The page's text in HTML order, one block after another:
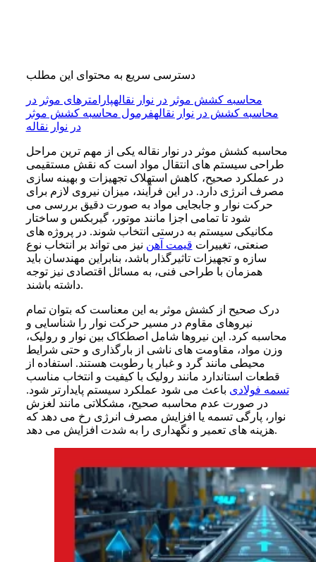
دسترسی سریع به محتوای این مطلب
محاسبه کشش موثر در نوار نقالهپارامترهای موثر در
محاسبه کشش در نوار نقالهفرمول محاسبه کشش موثر
در نوار نقاله
محاسبه کشش موثر در نوار نقاله یکی از مهم ترین مراحل
طراحی سیستم های انتقال مواد است که نقش مستقیمی
در عملکرد صحیح، کاهش استهلاک تجهیزات و بهینه سازی
مصرف انرژی دارد. در این فرآیند، میزان نیروی لازم برای
حرکت نوار و جابجایی مواد به صورت دقیق بررسی می
شود تا تمامی اجزا مانند موتور، گیربکس و ساختار
مکانیکی سیستم به درستی انتخاب شوند. در پروژه های
صنعتی، تغییرات قیمت آهن نیز می تواند بر انتخاب نوع
سازه و تجهیزات تاثیرگذار باشد، بنابراین مهندسان باید
همزمان با طراحی فنی، به مسائل اقتصادی نیز توجه
داشته باشند.
درک صحیح از کشش موثر به این معناست که بتوان تمام
نیروهای مقاوم در مسیر حرکت نوار را شناسایی و
محاسبه کرد. این نیروها شامل اصطکاک بین نوار و رولیک،
وزن مواد، مقاومت های ناشی از بارگذاری و حتی شرایط
محیطی مانند گرد و غبار یا رطوبت هستند. استفاده از
قطعات استاندارد مانند رولیک با کیفیت و انتخاب مناسب
تسمه فولادی باعث می شود عملکرد سیستم پایدارتر شود.
در صورت عدم محاسبه صحیح، مشکلاتی مانند لغزش
نوار، پارگی تسمه یا افزایش مصرف انرژی رخ می دهد که
هزینه های تعمیر و نگهداری را به شدت افزایش می دهد.